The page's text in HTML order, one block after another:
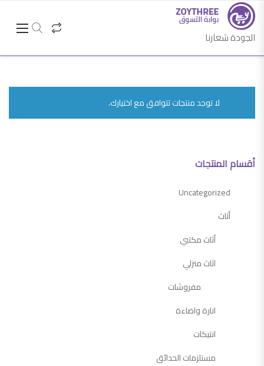
الجودة شعارنا
لا توجد منتجات تتوافق مع اختيارك.
أقسام المنتجات
Uncategorized
أثاث
أثاث مكتبي
اثاث منزلي
مفروشات
انارة واضاءة
انتيكات
مستلزمات الحدائق